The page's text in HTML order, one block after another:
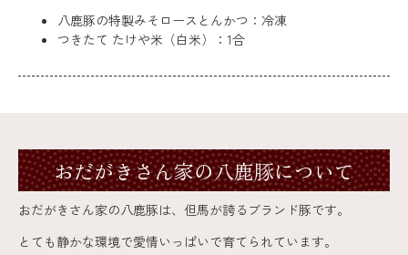
八鹿豚の特製みそロースとんかつ：冷凍
つきたて たけや米（白米）：1合
おだがきさん家の八鹿豚について
おだがきさん家の八鹿豚は、但馬が誇るブランド豚です。
とても静かな環境で愛情いっぱいで育てられています。